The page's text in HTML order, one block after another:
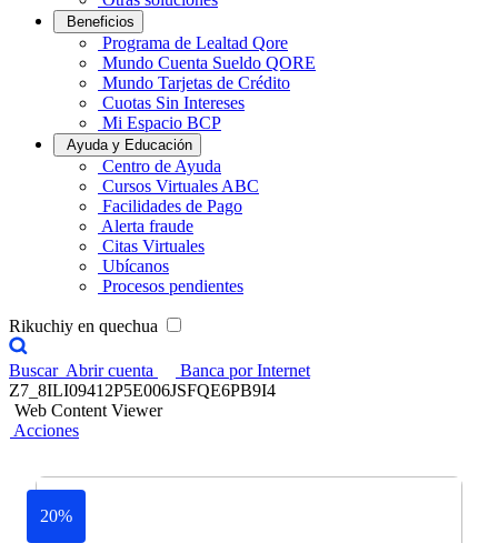
Beneficios
Programa de Lealtad Qore
Mundo Cuenta Sueldo QORE
Mundo Tarjetas de Crédito
Cuotas Sin Intereses
Mi Espacio BCP
Ayuda y Educación
Centro de Ayuda
Cursos Virtuales ABC
Facilidades de Pago
Alerta fraude
Citas Virtuales
Ubícanos
Procesos pendientes
Rikuchiy en quechua
Buscar Abrir cuenta
Banca por Internet
Z7_8ILI09412P5E006JSFQE6PB9I4
Web Content Viewer
Acciones
20%